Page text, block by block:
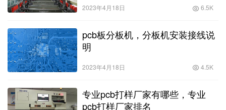
2023年4月18日 6.5K
pcb板分板机，分板机安装接线说
明
2023年4月18日 4.5K
专业pcb打样厂家有哪些，专业
pcb打样厂家排名